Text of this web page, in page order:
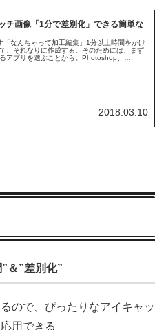
チ画像「1分で差別化」できる簡単な
「なんちゃって加工編集」1分以上時間をかけ
、それなりに作成する。そのためには、まず
アプリを選ぶことから。Photoshop、
2018.03.10
＆”差別化”
ので、ぴったりなアイキャッ
用できる